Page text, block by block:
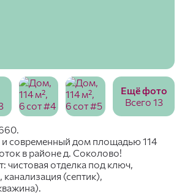
Ещё фото
Всего 13
современный дом площадью 114
в районе д. Соколово!
чистовая отделка под ключ,
(септик),